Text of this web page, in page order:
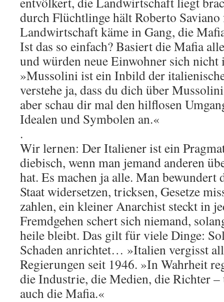
durch Flüchtlinge hält Roberto
Landwirtschaft käme in Gang, die
Ist das so einfach? Basiert die Mafia
und würden neue Einwohner sich nicht
»Mussolini ist ein Inbild der
verstehe ja, dass du dich über
aber schau dir mal den hilflosen
Idealen und Symbolen an.«
.
Wir lernen: Der Italiener ist ein
diebisch, wenn man jemand anderen
hat. Es machen ja alle. Man bewundert
Staat widersetzen, tricksen, Gesetze
zahlen, ein kleiner Anarchist steckt in
Fremdgehen schert sich niemand,
heile bleibt. Das gilt für viele Dinge:
Schaden anrichtet… »Italien vergisst
Regierungen seit 1946. »In Wahrheit
die Industrie, die Medien, die Richter –
auch die Mafia.«